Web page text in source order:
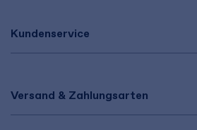
Kundenservice
Versand & Zahlungsarten